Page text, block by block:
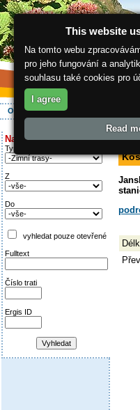
O regionu Aktivně
Najděte si:
Typ trati
Z
Do
vyhledat pouze otevřené
Fulltext
Číslo trati
Ergis ID
This website
Na tomto webu
pro jeho fungování a
souhlasu také cookies pro
I agree
Read